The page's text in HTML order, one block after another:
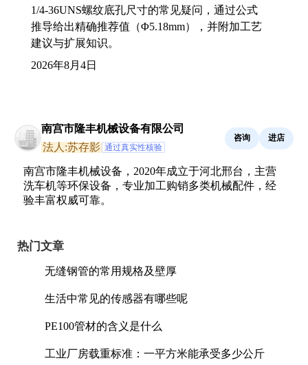
1/4-36UNS螺纹底孔尺寸的常见疑问，通过公式
推导给出精确推荐值（Φ5.18mm），并附加工艺
建议与扩展知识。
2026年8月4日
南宫市隆丰机械设备有限公司
法人:苏存影 通过真实性核验
咨询 进店
南宫市隆丰机械设备，2020年成立于河北邢台，主营
洗车机等环保设备，专业加工购销多类机械配件，经
验丰富权威可靠。
热门文章
无缝钢管的常用规格及壁厚
生活中常见的传感器有哪些呢
PE100管材的含义是什么
工业厂房载重标准：一平方米能承受多少公斤